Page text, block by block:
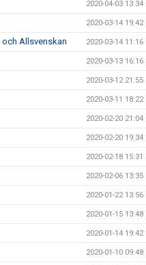
2020-04-03 13:34
2020-03-14 19:42
Allsvenskan 2020-03-14 11:16
2020-03-13 16:16
2020-03-12 21:55
2020-03-11 18:22
2020-02-20 21:04
2020-02-20 19:34
2020-02-18 15:31
2020-02-06 13:35
2020-01-22 13:56
2020-01-15 13:48
2020-01-14 19:42
2020-01-10 09:48